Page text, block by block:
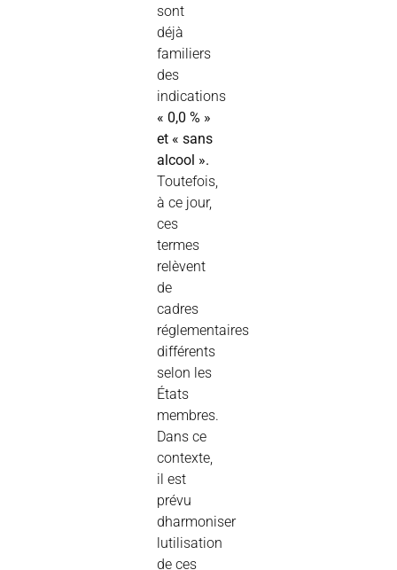
sont
déjà
familiers
des
indications
« 0,0 % »
et « sans
alcool ».
Toutefois,
à ce jour,
ces
termes
relèvent
de
cadres
réglementaires
différents
selon les
États
membres.
Dans ce
contexte,
il est
prévu
dharmoniser
lutilisation
de ces